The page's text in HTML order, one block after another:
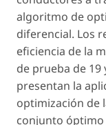
algoritmo de
diferencial. Los
eficiencia de la
de prueba de 19
presentan la
optimización de
conjunto óptimo